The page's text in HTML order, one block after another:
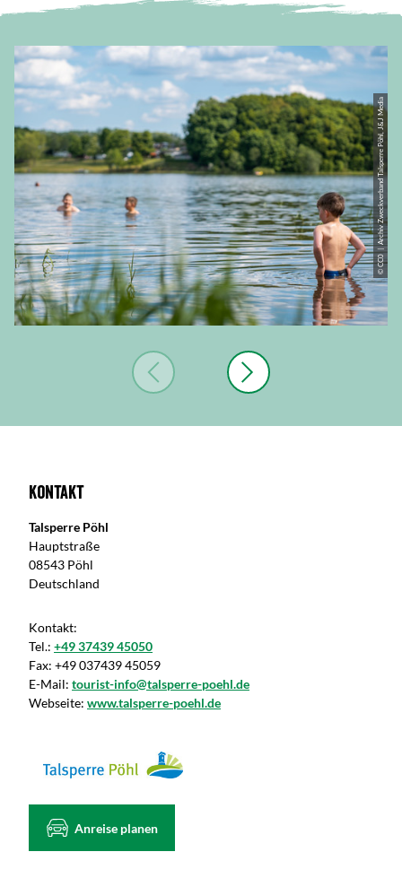
© CC0 | Archiv Zweckverband Talsperre Pöhl, J&J Media
Kontakt
Talsperre Pöhl
Hauptstraße
08543 Pöhl
Deutschland
Kontakt:
Tel.: +49 37439 45050
Fax: +49 037439 45059
E-Mail: tourist-info@talsperre-poehl.de
Webseite: www.talsperre-poehl.de
Anreise planen